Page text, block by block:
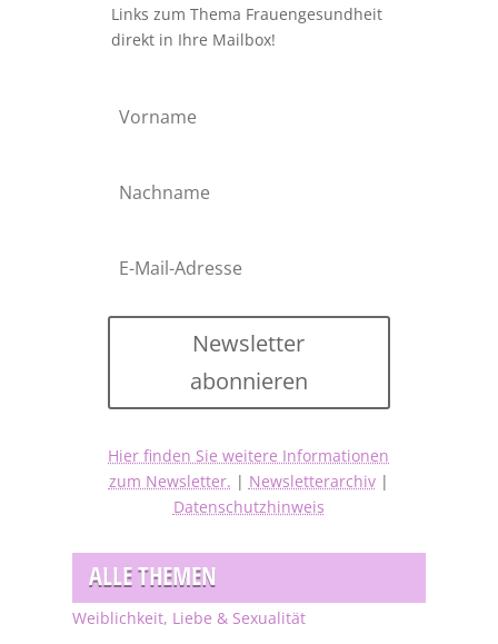
Links zum Thema Frauengesundheit
direkt in Ihre Mailbox!
Newsletter
abonnieren
Hier finden Sie weitere Informationen
zum Newsletter. | Newsletterarchiv|
Datenschutzhinweis
ALLE THEMEN
Weiblichkeit, Liebe & Sexualität